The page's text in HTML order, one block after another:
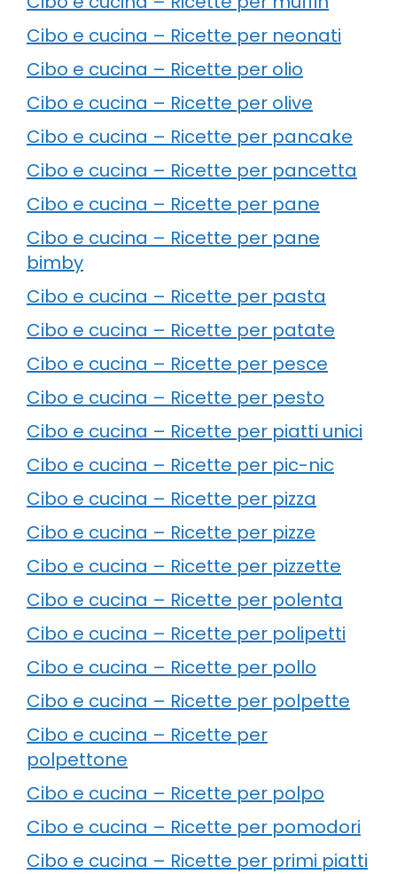
Cibo e cucina – Ricette per neonati
Cibo e cucina – Ricette per olio
Cibo e cucina – Ricette per olive
Cibo e cucina – Ricette per pancake
Cibo e cucina – Ricette per pancetta
Cibo e cucina – Ricette per pane
Cibo e cucina – Ricette per pane
bimby
Cibo e cucina – Ricette per pasta
Cibo e cucina – Ricette per patate
Cibo e cucina – Ricette per pesce
Cibo e cucina – Ricette per pesto
Cibo e cucina – Ricette per piatti unici
Cibo e cucina – Ricette per pic-nic
Cibo e cucina – Ricette per pizza
Cibo e cucina – Ricette per pizze
Cibo e cucina – Ricette per pizzette
Cibo e cucina – Ricette per polenta
Cibo e cucina – Ricette per polipetti
Cibo e cucina – Ricette per pollo
Cibo e cucina – Ricette per polpette
Cibo e cucina – Ricette per
polpettone
Cibo e cucina – Ricette per polpo
Cibo e cucina – Ricette per pomodori
Cibo e cucina – Ricette per primi piatti